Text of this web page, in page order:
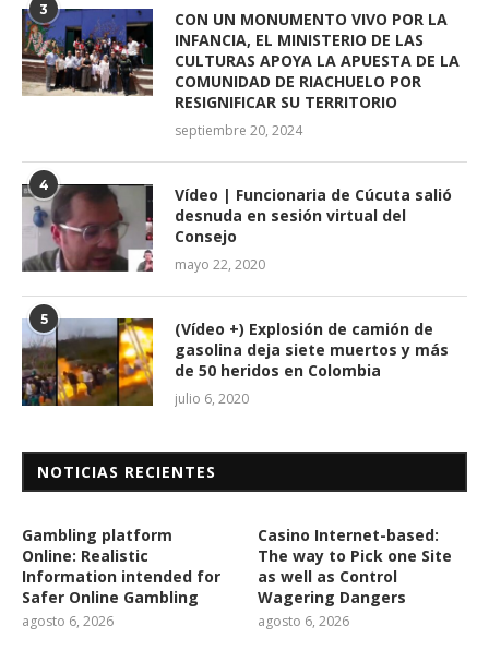
3
CON UN MONUMENTO VIVO POR LA
INFANCIA, EL MINISTERIO DE LAS
CULTURAS APOYA LA APUESTA DE LA
COMUNIDAD DE RIACHUELO POR
RESIGNIFICAR SU TERRITORIO
septiembre 20, 2024
4
Vídeo | Funcionaria de Cúcuta salió
desnuda en sesión virtual del
Consejo
mayo 22, 2020
5
(Vídeo +) Explosión de camión de
gasolina deja siete muertos y más
de 50 heridos en Colombia
julio 6, 2020
NOTICIAS RECIENTES
Gambling platform
Online: Realistic
Information intended for
Safer Online Gambling
agosto 6, 2026
Casino Internet-based:
The way to Pick one Site
as well as Control
Wagering Dangers
agosto 6, 2026